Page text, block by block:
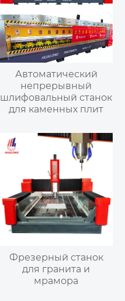
Автоматический
непрерывный
шлифовальный станок
для каменных плит
Фрезерный станок
для гранита и
мрамора